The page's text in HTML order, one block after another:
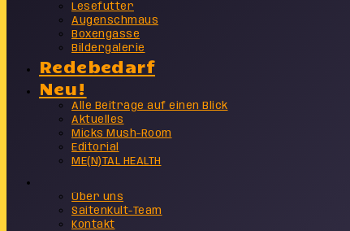
Lesefutter
Augenschmaus
Boxengasse
Bildergalerie
Redebedarf
Neu!
Alle Beiträge auf einen Blick
Aktuelles
Micks Mush-Room
Editorial
ME(N)TAL HEALTH
Über uns
SaitenKult-Team
Kontakt